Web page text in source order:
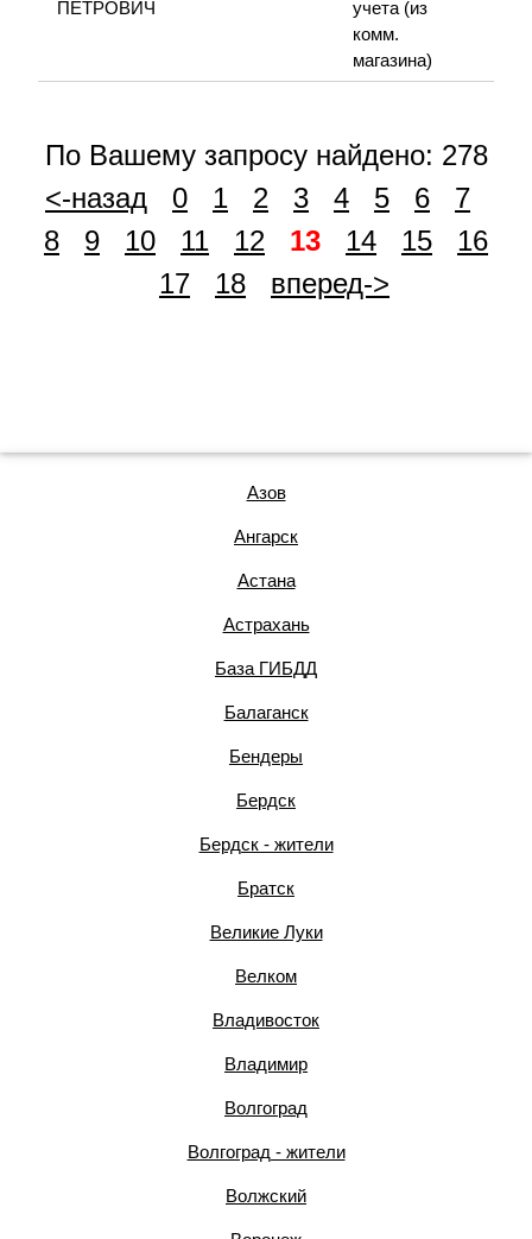
ПЕТРОВИЧ
учета (из
комм.
магазина)
По Вашему запросу найдено: 278
<-назад
0 1 2 3 4 5 6
7
8
9 10 11 12 13 14 15
16
17
18 вперед->
Азов
Ангарск
Астана
Астрахань
База ГИБДД
Балаганск
Бендеры
Бердск
Бердск - жители
Братск
Великие Луки
Велком
Владивосток
Владимир
Волгоград
Волгоград - жители
Волжский